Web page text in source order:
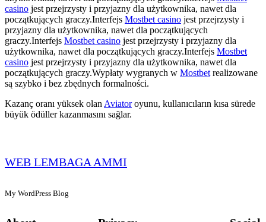
casino jest przejrzysty i przyjazny dla użytkownika, nawet dla
początkujących graczy.Interfejs Mostbet casino jest przejrzysty i
przyjazny dla użytkownika, nawet dla początkujących
graczy.Interfejs Mostbet casino jest przejrzysty i przyjazny dla
użytkownika, nawet dla początkujących graczy.Interfejs Mostbet
casino jest przejrzysty i przyjazny dla użytkownika, nawet dla
początkujących graczy.Wypłaty wygranych w Mostbetrealizowane
są szybko i bez zbędnych formalności.
Kazanç oranı yüksek olanAviatoroyunu, kullanıcıların kısa sürede
büyük ödüller kazanmasını sağlar.
WEB LEMBAGA AMMI
My WordPress Blog